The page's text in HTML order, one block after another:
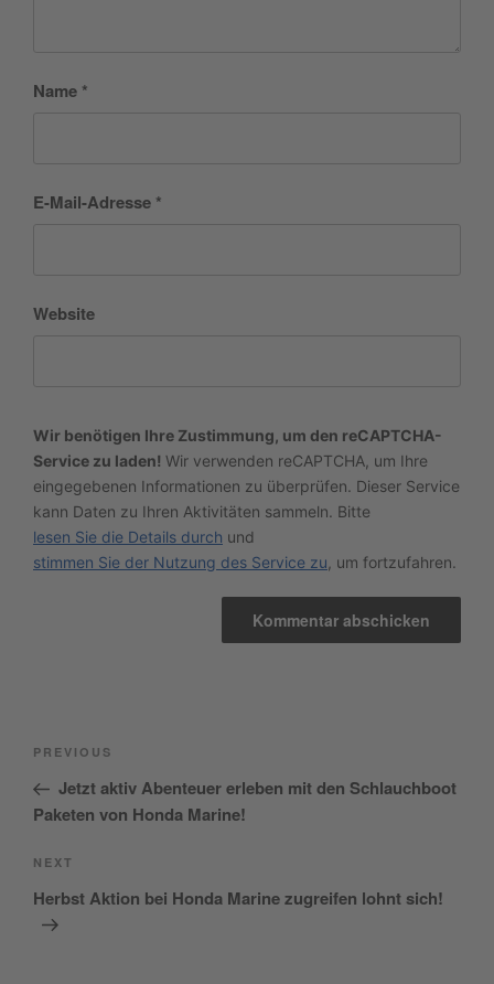
Name *
E-Mail-Adresse *
Website
Wir benötigen Ihre Zustimmung, um den reCAPTCHA-
Service zu laden! Wir verwenden reCAPTCHA, um Ihre
eingegebenen Informationen zu überprüfen. Dieser Service
kann Daten zu Ihren Aktivitäten sammeln. Bitte
lesen Sie die Details durch und
stimmen Sie der Nutzung des Service zu , um fortzufahren.
Beitragsnavigation
Previous
Post
PREVIOUS
Jetzt aktiv Abenteuer erleben mit den Schlauchboot
Paketen von Honda Marine!
Next
Post
NEXT
Herbst Aktion bei Honda Marine zugreifen lohnt sich!